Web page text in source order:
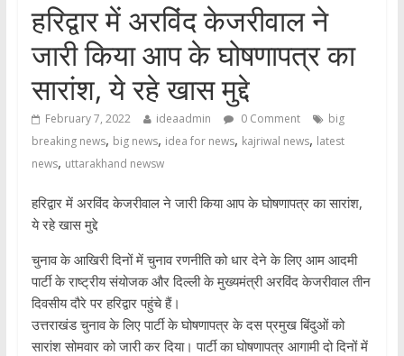
हरिद्वार में अरविंद केजरीवाल ने
जारी किया आप के घोषणापत्र का
सारांश, ये रहे खास मुद्दे
February 7, 2022 ideaadmin 0 Comment
big
breaking news, big news, idea for news, kajriwal news, latest
news, uttarakhand newsw
हरिद्वार में अरविंद केजरीवाल ने जारी किया आप के घोषणापत्र का सारांश,
ये रहे खास मुद्दे
चुनाव के आखिरी दिनों में चुनाव रणनीति को धार देने के लिए आम आदमी
पार्टी के राष्ट्रीय संयोजक और दिल्ली के मुख्यमंत्री अरविंद केजरीवाल तीन
दिवसीय दौरे पर हरिद्वार पहुंचे हैं।
उत्तराखंड चुनाव के लिए पार्टी के घोषणापत्र के दस प्रमुख बिंदुओं को
सारांश सोमवार को जारी कर दिया। पार्टी का घोषणापत्र आगामी दो दिनों में